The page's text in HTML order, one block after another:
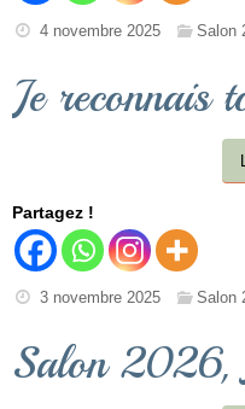
4 novembre 2025 Salon
Je reconnais
Partagez !
3 novembre 2025 Salon
Salon